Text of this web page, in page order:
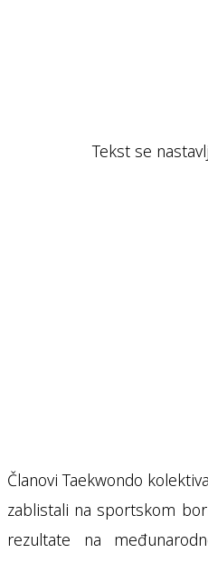
Tekst se
Članovi Taekwondo
zablistali na sportskom
rezultate na